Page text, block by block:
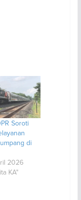
Soroti
di
2026
KA"